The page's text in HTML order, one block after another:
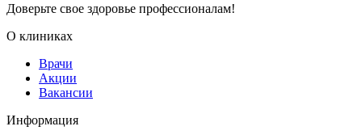
Доверьте свое здоровье профессионалам!
О клиниках
Врачи
Акции
Вакансии
Информация